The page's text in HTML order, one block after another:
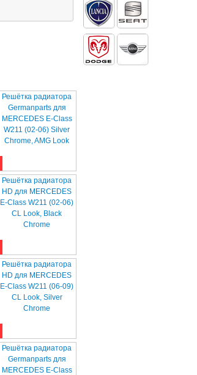
Решётка радиатора
Germanparts для
MERCEDES E-Class
W211 (02-06) Silver
Chrome, AMG Look
Решётка радиатора
HD для MERCEDES
E-Class W211 (02-06)
CL Look, Black
Chrome
Решётка радиатора
HD для MERCEDES
E-Class W211 (06-09)
CL Look, Silver
Chrome
Решётка радиатора
Germanparts для
MERCEDES E-Class